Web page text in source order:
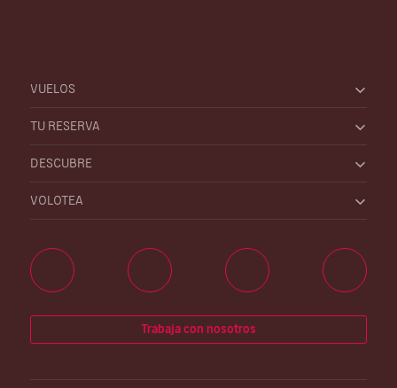
VUELOS
TU RESERVA
DESCUBRE
VOLOTEA
Trabaja con nosotros